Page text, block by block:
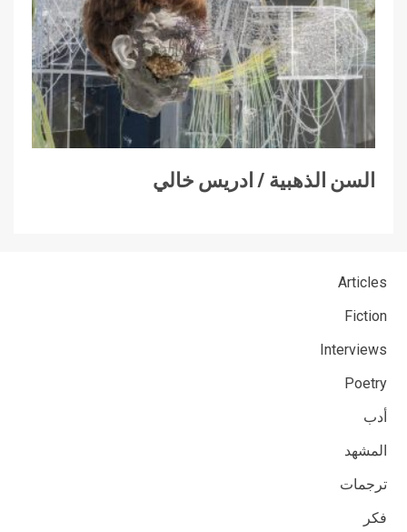
السن الذهبية / ادريس خالي
Articles
Fiction
Interviews
Poetry
أدب
المشهد
ترجمات
فكر